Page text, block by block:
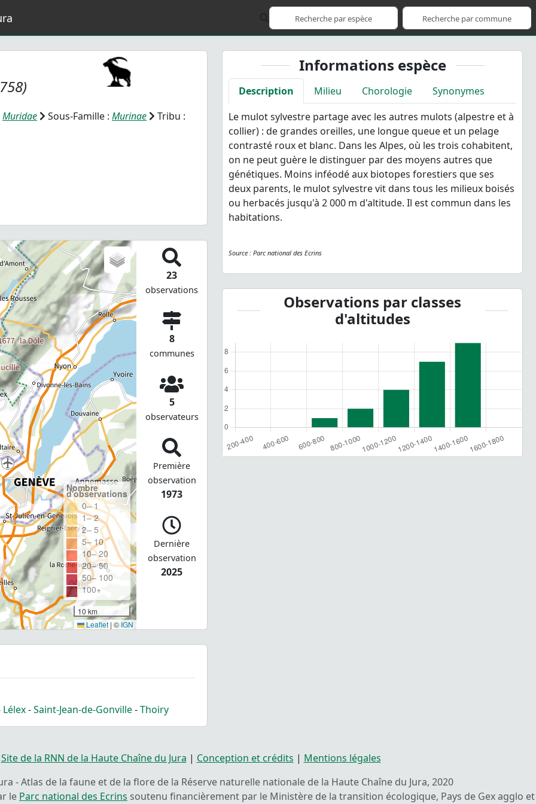
Muridae Sous-Famille : Murinae Tribu :
Nombre
d'observations
0– 1
1– 2
2– 5
5– 10
10– 20
20– 50
50– 100
100+
10 km
Leaflet | © IGN
23
observations
8
communes
5
observateurs
Première
observation
1973
Dernière
observation
2025
Lélex-Saint-Jean-de-Gonville-Thoiry
Informations espèce
Description Milieu Chorologie
Synonymes
Le mulot sylvestre partage avec les autres mulots (alpestre et à
collier) : de grandes oreilles, une longue queue et un pelage
contrasté roux et blanc. Dans les Alpes, où les trois cohabitent,
on ne peut guère le distinguer par des moyens autres que
génétiques. Moins inféodé aux biotopes forestiers que ses
deux parents, le mulot sylvestre vit dans tous les milieux boisés
ou herbacés jusqu'à 2 000 m d'altitude. Il est commun dans les
habitations.
Source : Parc national des Ecrins
Observations par classes
d'altitudes
Site de la RNN de la Haute Chaîne du Jura | Conception et crédits | Mentions légales
- Atlas de la faune et de la flore de la Réserve naturelle nationale de la Haute Chaîne du Jura, 2020
le Parc national des Ecrins soutenu financièrement par le Ministère de la transition écologique, Pays de Gex agglo et